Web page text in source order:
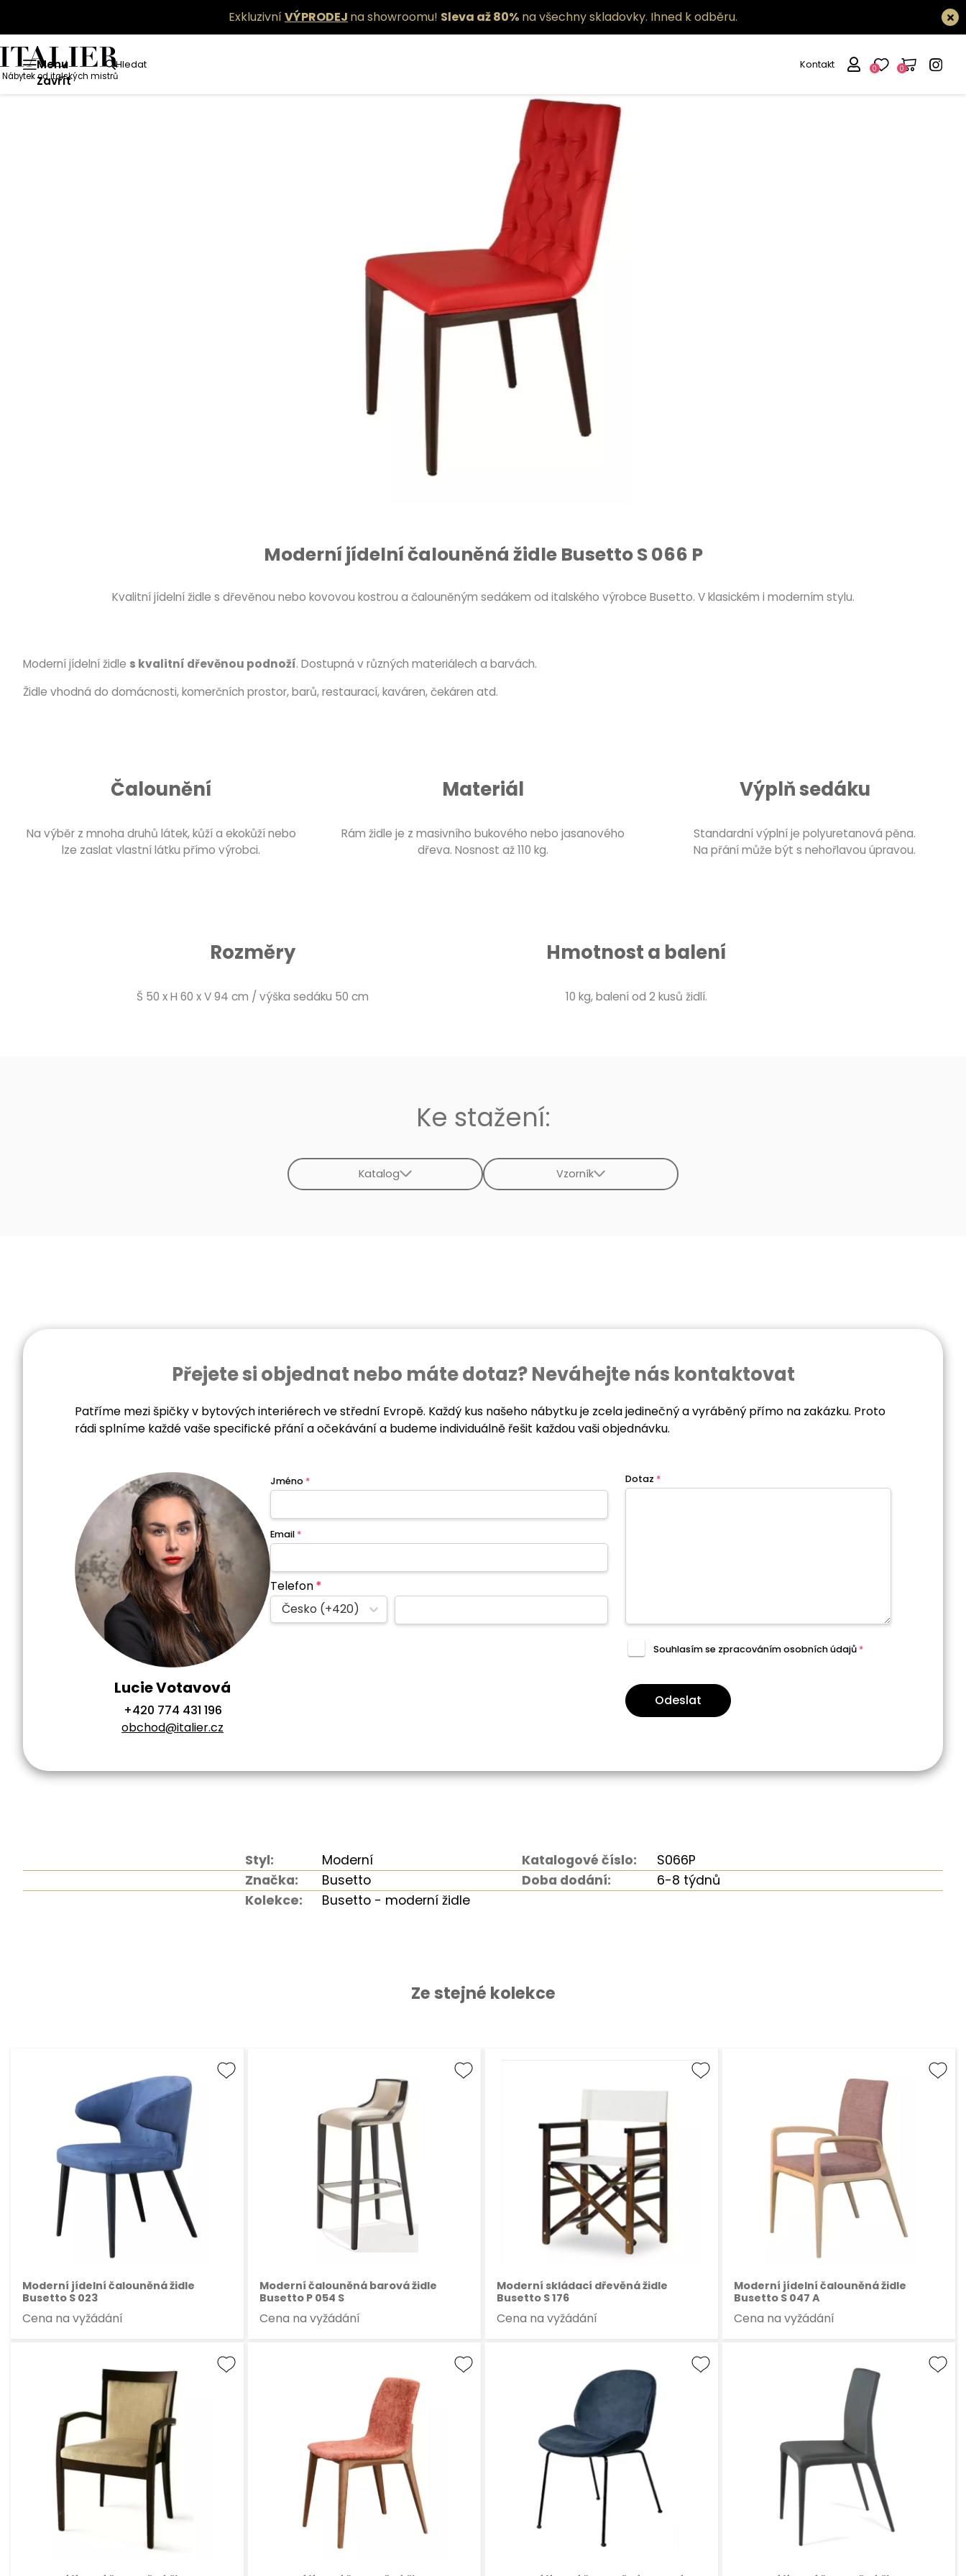
ExkluzivníVÝPRODEJ na showroomu! Sleva až 80% na všechny skladovky. Ihned k odběru.
Menu
Zavřít
Hledat
Nábytek od italských mistrů
Kontakt 0 0
Moderní jídelní čalouněná židle Busetto S 066 P
Kvalitní jídelní židle s dřevěnou nebo kovovou kostrou a čalouněným sedákem od italského výrobce Busetto. V klasickém i moderním stylu.
Moderní jídelní židle s kvalitní dřevěnou podnoží. Dostupná v různých materiálech a barvách.
Židle vhodná do domácnosti, komerčních prostor, barů, restaurací, kaváren, čekáren atd.
Čalounění
Na výběr z mnoha druhů látek, kůží a ekokůží nebo
lze zaslat vlastní látku přímo výrobci.
Materiál
Rám židle je z masivního bukového nebo jasanového
dřeva. Nosnost až 110 kg.
Výplň sedáku
Standardní výplní je polyuretanová pěna.
Na přání může být s nehořlavou úpravou.
Rozměry
Š 50 x H 60 x V 94 cm / výška sedáku 50 cm
Hmotnost a balení
10 kg, balení od 2 kusů židlí.
Ke stažení:
Katalog Vzorník
Přejete si objednat nebo máte dotaz? Neváhejte nás kontaktovat
Patříme mezi špičky v bytových interiérech ve střední Evropě. Každý kus našeho nábytku je zcela jedinečný a vyráběný přímo na zakázku. Proto
rádi splníme každé vaše specifické přání a očekávání a budeme individuálně řešit každou vaši objednávku.
Lucie Votavová
+420 774 431 196
obchod@italier.cz
Jméno *
Email *
Telefon*
Česko (+420)
Dotaz *
Souhlasím se zpracovánímosobních údajů *
Odeslat
Styl: Moderní Katalogové číslo:
S066P
Značka:
Busetto Doba dodání:
6-8 týdnů
Kolekce:
Busetto - moderní židle
Ze stejné kolekce
Moderní jídelní čalouněná židle
Busetto S 023
Cena na vyžádání
Moderní čalouněná barová židle
Busetto P 054 S
Cena na vyžádání
Moderní skládací dřevěná židle
Busetto S 176
Cena na vyžádání
Moderní jídelní čalouněná židle
Busetto S 047 A
Cena na vyžádání